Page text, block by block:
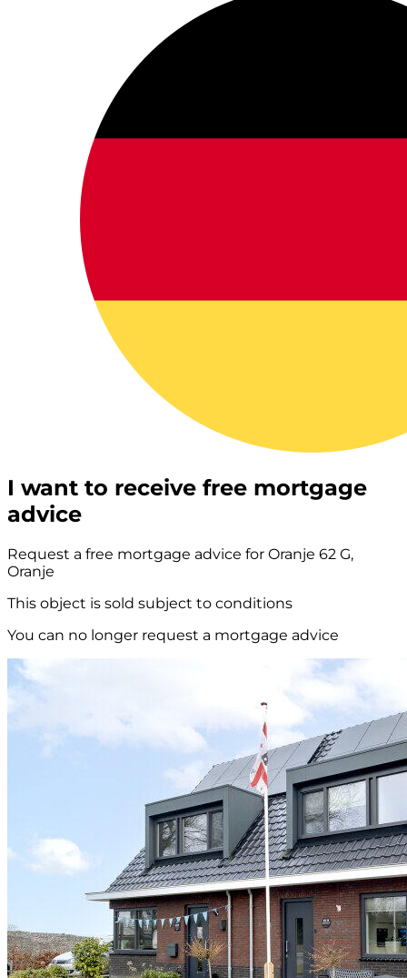
I want to receive free mortgage
advice
Request a free mortgage advice for Oranje 62 G,
Oranje
This object is sold subject to conditions
You can no longer request a mortgage advice